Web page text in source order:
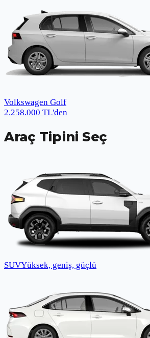
Volkswagen Golf
2.258.000 TL'den
Araç Tipini Seç
SUVYüksek, geniş, güçlü